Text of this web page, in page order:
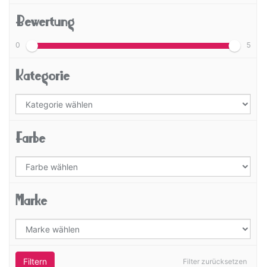
Bewertung
0 5
Kategorie
Farbe
Marke
Filter zurücksetzen
Filtern